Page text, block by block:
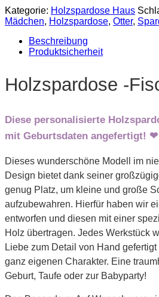
Kategorie: Holzspardose Haus
Mädchen, Holzspardose, Otter,
Beschreibung
Produktsicherheit
Holzspardose -
Diese personalisierte
mit Geburtsdaten angefertigt! ❤
Dieses wunderschöne Modell im
Design bietet dank seiner
genug Platz, um kleine und große
aufzubewahren. Hierfür haben wir
entworfen und diesen mit einer
Holz übertragen. Jedes Werkstück
Liebe zum Detail von Hand
ganz eigenen Charakter. Eine
Geburt, Taufe oder zur Babyparty!